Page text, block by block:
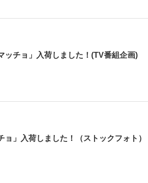
ッチョ」入荷しました！(TV番組企画)
」入荷しました！（ストックフォト）